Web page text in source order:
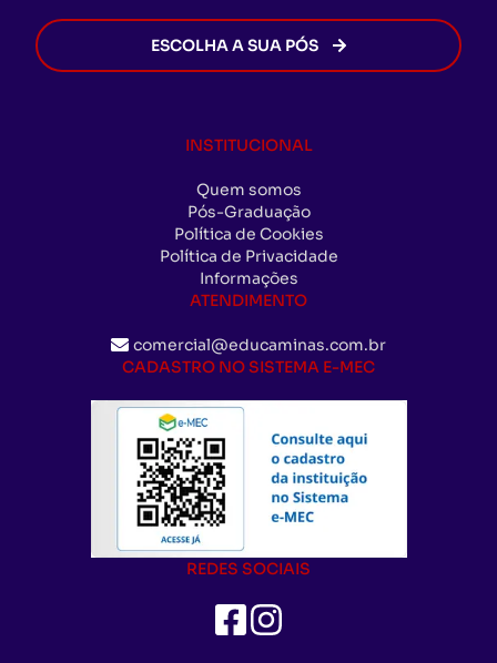
ESCOLHA A SUA PÓS
INSTITUCIONAL
Quem somos
Pós-Graduação
Política de Cookies
Política de Privacidade
Informações
ATENDIMENTO
comercial@educaminas.com.br
CADASTRO NO SISTEMA E-MEC
REDES SOCIAIS